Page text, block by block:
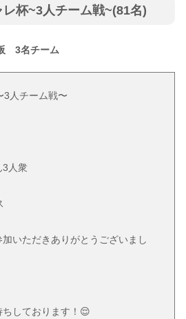
杯~3人チーム戦~(81名)
3名チーム
3人チーム戦〜
3人衆
いただきありがとうございまし
しております！😌